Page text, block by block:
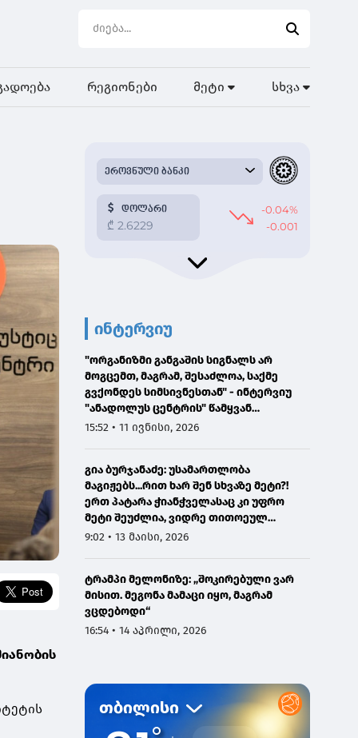
რეგიონები მეტი სხვა
ინტერვიუ
"ორგანიზმი განგაშის სიგნალს არ
მოგცემთ, მაგრამ, შესაძლოა, საქმე
გვქონდეს სიმსივნესთან" - ინტერვიუ
"ანადოლუს ცენტრის" წამყვან
ონკოლოგთან
15:52 • 11 ივნისი, 2026
გია ბურჯანაძე: უსამართლობა
მაგიჟებს...რით ხარ შენ სხვაზე მეტი?!
ერთ პატარა ჭიანჭველასაც კი უფრო
მეტი შეუძლია, ვიდრე თითოეულ
ჩვენგანს...
9:02 • 13 მაისი, 2026
ტრამპი მელონიზე: „შოკირებული ვარ
მისით. მეგონა მამაცი იყო, მაგრამ
ვცდებოდი“
16:54 • 14 აპრილი, 2026